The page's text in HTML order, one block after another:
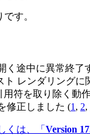
す。
途中に異常終了
レンダリングに
符を取り除く動
修正しました (1 , 2,
くは、「 Version